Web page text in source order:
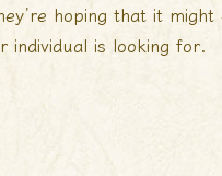
hoping that it
is looking for.